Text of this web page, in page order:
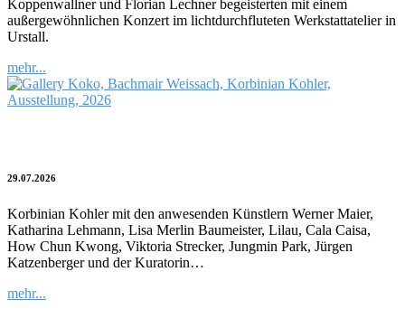
Koppenwallner und Florian Lechner begeisterten mit einem
außergewöhnlichen Konzert im lichtdurchfluteten Werkstattatelier in
Urstall.
mehr...
29.07.2026
Korbinian Kohler mit den anwesenden Künstlern Werner Maier,
Katharina Lehmann, Lisa Merlin Baumeister, Lilau, Cala Caisa,
How Chun Kwong, Viktoria Strecker, Jungmin Park, Jürgen
Katzenberger und der Kuratorin…
mehr...